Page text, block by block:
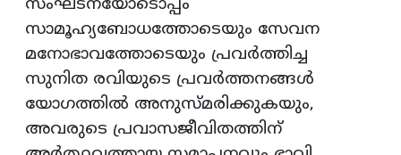
സംഘടനയോടൊപ്പം
സാമൂഹ്യബോധത്തോടെയും സേവന
മനോഭാവത്തോടെയും പ്രവർത്തിച്ച
സുനിത രവിയുടെ പ്രവർത്തനങ്ങൾ
യോഗത്തിൽ അനുസ്മരിക്കുകയും,
അവരുടെ പ്രവാസജീവിതത്തിന്